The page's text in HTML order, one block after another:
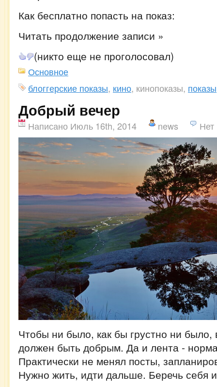
Как бесплатно попасть на показ:
Читать продолжение записи »
(никто еще не проголосовал)
Основное
блоггерские показы, кино, кинопоказы, показы
Добрый вечер
Написано Июль 16th, 2014 news Нет
Чтобы ни было, как бы грустно ни было,
должен быть добрым. Да и лента -
Практически не менял посты,
Нужно жить, идти дальше. Беречь себя